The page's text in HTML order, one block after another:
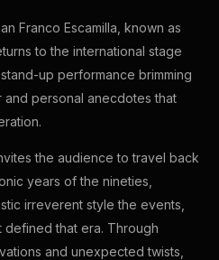
Franco Escamilla, known as
to the international stage
up performance brimming
and personal anecdotes that
the audience to travel back
years of the nineties,
irreverent style the events,
defined that era. Through
and unexpected twists,